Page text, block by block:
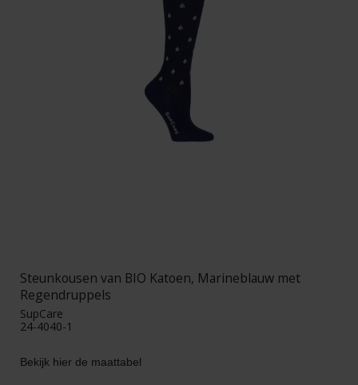
Steunkousen van BIO Katoen, Marineblauw met
Regendruppels
SupCare
24-4040-1
Bekijk hier de maattabel